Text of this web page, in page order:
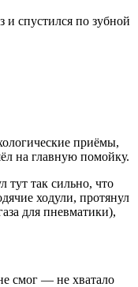
и спустился по зубной
приёмы,
на главную помойку.
тут так сильно, что
ходули, протянул
для пневматики),
смог — не хватало